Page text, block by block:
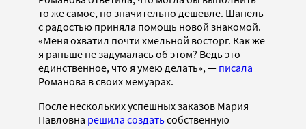
то же самое, но значительно дешевле. Шанель
с радостью приняла помощь новой знакомой.
«Меня охватил почти хмельной восторг. Как же
я раньше не задумалась об этом? Ведь это
единственное, что я умею делать», — писала
Романова в своих мемуарах.
После нескольких успешных заказов Мария
Павловна решила создатьсобственную